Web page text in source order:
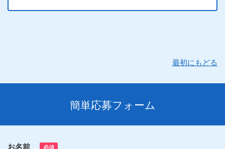
最初にもどる
簡単応募フォーム
お名前 必須